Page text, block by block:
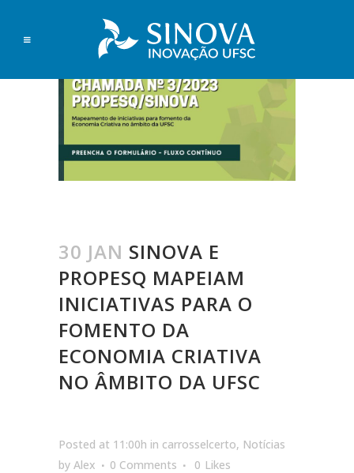
30 JAN SINOVA E
PROPESQ MAPEIAM
INICIATIVAS PARA O
FOMENTO DA
ECONOMIA CRIATIVA
NO ÂMBITO DA UFSC
Posted at 11:00h in carrosselcerto, Notícias
by Alex 0 Comments 0 Likes